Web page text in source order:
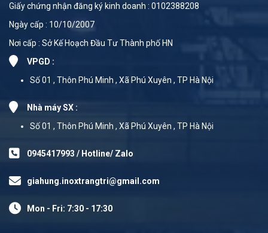
Giấy chứng nhận đăng ký kinh doanh : 0102388208
Ngày cấp : 10/10/2007
Nơi cấp : Sở Kế Hoạch Đầu Tư Thành phố HN
VPGD :
Số 01 , Thôn Phú Minh , Xã Phú Xuyên , TP Hà Nội
Nhà máy SX :
Số 01 , Thôn Phú Minh , Xã Phú Xuyên , TP Hà Nội
0945417993 / Hotline/ Zalo
giahung.inoxtrangtri@gmail.com
Mon - Fri: 7:30 - 17:30